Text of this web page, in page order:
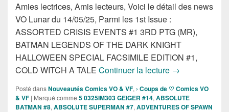
Amies lectrices, Amis lecteurs, Voici le détail des news
VO Lunar du 14/05/25, Parmi les 1st Issue :
ASSORTED CRISIS EVENTS #1 3RD PTG (MR),
BATMAN LEGENDS OF THE DARK KNIGHT
HALLOWEEN SPECIAL FACSIMILE EDITION #1,
COLD WITCH A TALE Continuer la lecture Sorties des
→
Posté dansNouveautés Comics VO & VF, › Coups de ♡ Comics VO
& VF | Marqué comme 5 0325IM303 GEIGER #14, ABSOLUTE
BATMAN #8, ABSOLUTE SUPERMAN #7, ADVENTURES OF SPAWN